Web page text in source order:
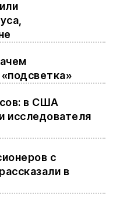
в США
исследователя
с
в